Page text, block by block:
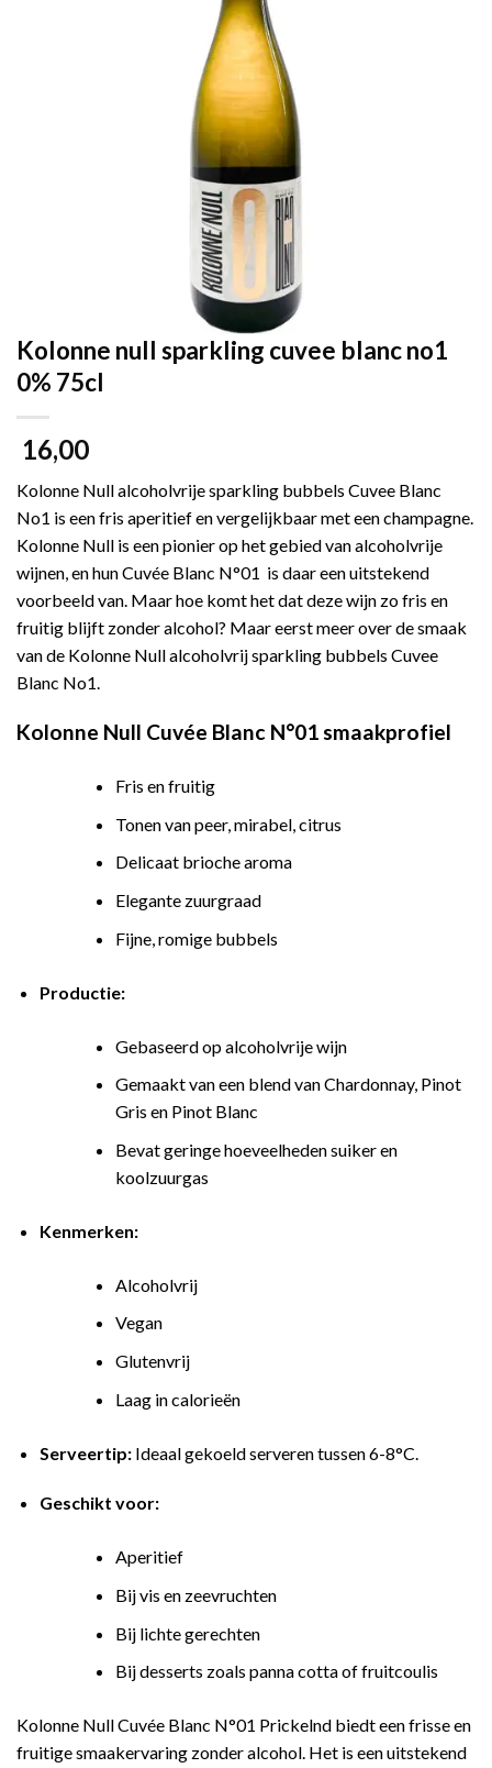
Kolonne null sparkling cuvee blanc no1
0% 75cl
16,00
Kolonne Null alcoholvrije sparkling bubbels Cuvee Blanc
No1 is een fris aperitief en vergelijkbaar met een champagne.
Kolonne Null is een pionier op het gebied van alcoholvrije
wijnen, en hun Cuvée Blanc N°01 is daar een uitstekend
voorbeeld van. Maar hoe komt het dat deze wijn zo fris en
fruitig blijft zonder alcohol? Maar eerst meer over de smaak
van de Kolonne Null alcoholvrij sparkling bubbels Cuvee
Blanc No1.
Kolonne Null Cuvée Blanc N°01 smaakprofiel
Fris en fruitig
Tonen van peer, mirabel, citrus
Delicaat brioche aroma
Elegante zuurgraad
Fijne, romige bubbels
Productie:
Gebaseerd op alcoholvrije wijn
Gemaakt van een blend van Chardonnay, Pinot
Gris en Pinot Blanc
Bevat geringe hoeveelheden suiker en
koolzuurgas
Kenmerken:
Alcoholvrij
Vegan
Glutenvrij
Laag in calorieën
Serveertip:Ideaal gekoeld serveren tussen 6-8°C.
Geschikt voor:
Aperitief
Bij vis en zeevruchten
Bij lichte gerechten
Bij desserts zoals panna cotta of fruitcoulis
Kolonne Null Cuvée Blanc N°01 Prickelnd biedt een frisse en
fruitige smaakervaring zonder alcohol. Het is een uitstekend